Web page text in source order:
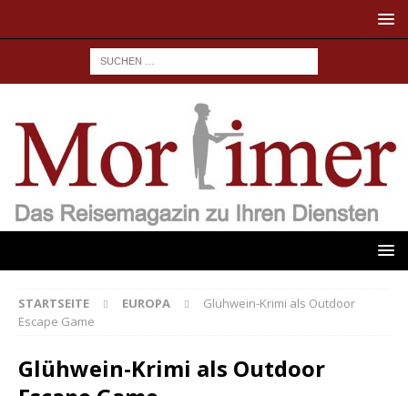
STARTSEITE EUROPA
Glühwein-Krimi als Outdoor
Escape Game
Glühwein-Krimi als Outdoor